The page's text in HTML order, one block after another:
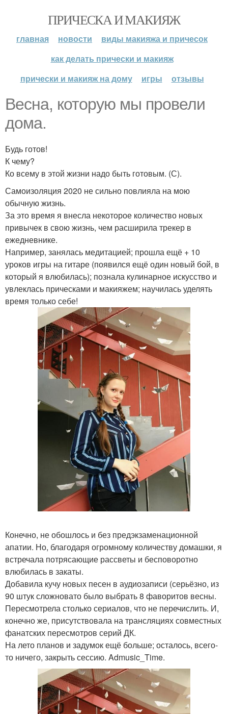
ПРИЧЕСКА И МАКИЯЖ
главная новости
виды макияжа и причесок
как делать прически и макияж
прически и макияж на дому
игры отзывы
Весна, которую мы провели
дома.
Будь готов!
К чему?
Ко всему в этой жизни надо быть готовым. (С).
Самоизоляция 2020 не сильно повлияла на мою
обычную жизнь.
За это время я внесла некоторое количество новых
привычек в свою жизнь, чем расширила трекер в
ежедневнике.
Например, занялась медитацией; прошла ещё + 10
уроков игры на гитаре (появился ещё один новый бой, в
который я влюбилась); познала кулинарное искусство и
увлеклась прическами и макияжем; научилась уделять
время только себе!
Конечно, не обошлось и без предэкзаменационной
апатии. Но, благодаря огромному количеству домашки, я
встречала потрясающие рассветы и бесповоротно
влюбилась в закаты.
Добавила кучу новых песен в аудиозаписи (серьёзно, из
90 штук сложновато было выбрать 8 фаворитов весны.
Пересмотрела столько сериалов, что не перечислить. И,
конечно же, присутствовала на трансляциях совместных
фанатских пересмотров серий ДК.
На лето планов и задумок ещё больше; осталось, всего-
то ничего, закрыть сессию. Admusic_Time.